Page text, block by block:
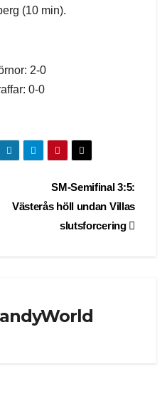
(10 min).
2-0
0-0
SM-Semifinal 3:5:
Västerås höll undan Villas
slutsforcering